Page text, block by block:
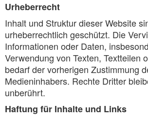
Urheberrecht
Inhalt und Struktur dieser Website
urheberrechtlich geschützt. Die
Informationen oder Daten,
Verwendung von Texten, Textteilen
bedarf der vorherigen Zustimmung
Medieninhabers. Rechte Dritter
unberührt.
Haftung für Inhalte und Links